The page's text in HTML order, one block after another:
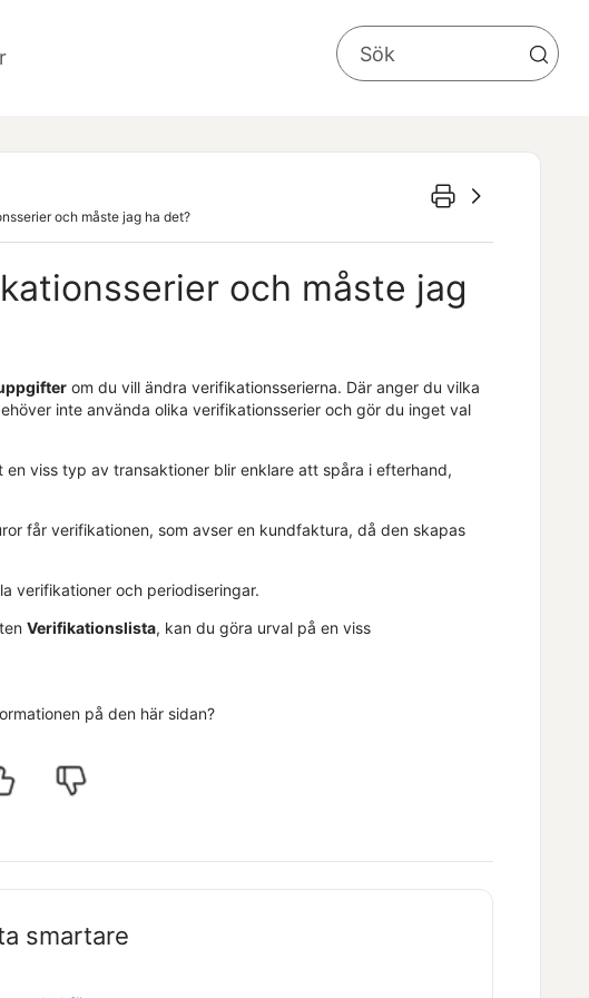
och måste jag ha det?
och måste jag
om du vill ändra verifikationsserierna. Där anger du vilka
inte använda olika verifikationsserier och gör du inget val
viss typ av transaktioner blir enklare att spåra i efterhand,
får verifikationen, som avser en kundfaktura, då den skapas
verifikationer och periodiseringar.
Verifikationslista, kan du göra urval på en viss
på den här sidan?
smartare